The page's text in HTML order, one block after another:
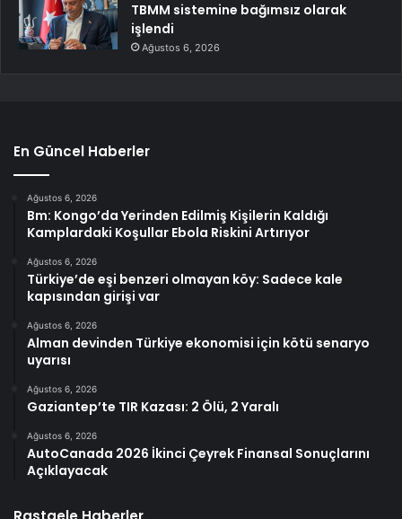
TBMM sistemine bağımsız olarak
işlendi
Ağustos 6, 2026
En Güncel Haberler
Ağustos 6, 2026
Bm: Kongo’da Yerinden Edilmiş Kişilerin Kaldığı
Kamplardaki Koşullar Ebola Riskini Artırıyor
Ağustos 6, 2026
Türkiye’de eşi benzeri olmayan köy: Sadece kale
kapısından girişi var
Ağustos 6, 2026
Alman devinden Türkiye ekonomisi için kötü senaryo
uyarısı
Ağustos 6, 2026
Gaziantep’te TIR Kazası: 2 Ölü, 2 Yaralı
Ağustos 6, 2026
AutoCanada 2026 İkinci Çeyrek Finansal Sonuçlarını
Açıklayacak